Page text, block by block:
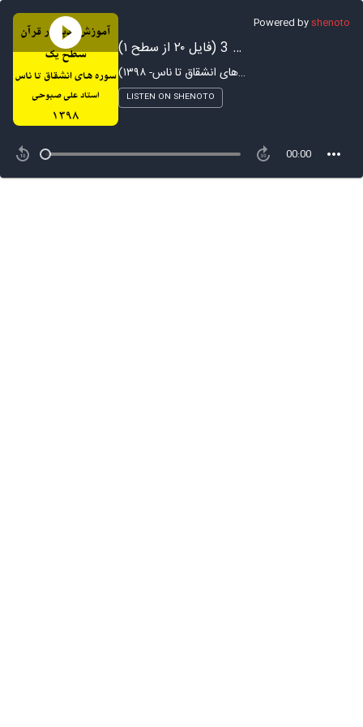
Powered byshenoto
آموزش تدبر در سوره فجر - بخش 3 (فایل ۲۰ از سطح ۱)
آموزش تدبر در قرآن - ترم ۱ (سوره های انشقاق تا ناس- ۱۳۹۸)
LISTEN ON SHENOTO
00:00